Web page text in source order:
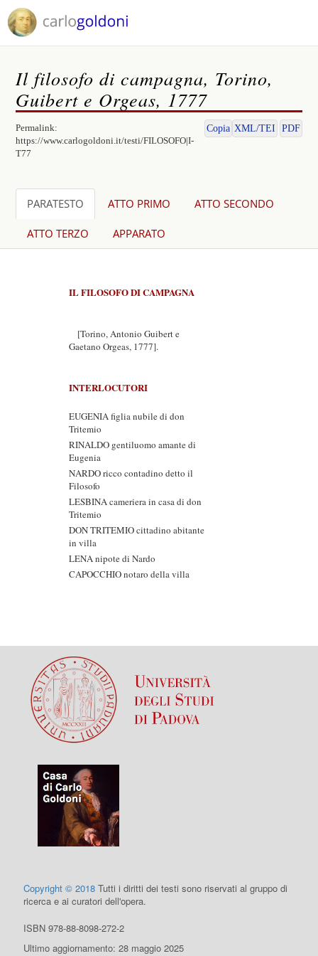
Il filosofo di campagna, Torino,
Guibert e Orgeas, 1777
Permalink:
https://www.carlogoldoni.it/testi/FILOSOFO|I-
T77
Copia XML/TEI PDF
PARATESTO ATTO PRIMO ATTO SECONDO
ATTO TERZO APPARATO
IL FILOSOFO DI CAMPAGNA
[Torino, Antonio Guibert e
Gaetano Orgeas, 1777].
INTERLOCUTORI
EUGENIA figlia nubile di don
Tritemio
RINALDO gentiluomo amante di
Eugenia
NARDO ricco contadino detto il
Filosofo
LESBINA cameriera in casa di don
Tritemio
DON TRITEMIO cittadino abitante
in villa
LENA nipote di Nardo
CAPOCCHIO notaro della villa
Copyright © 2018 Tutti i diritti dei testi sono riservati al gruppo di
ricerca e ai curatori dell'opera.
ISBN 978-88-8098-272-2
Ultimo aggiornamento: 28 maggio 2025